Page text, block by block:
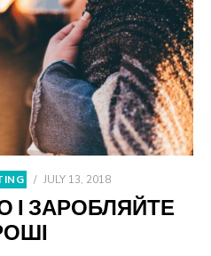
/ JULY 13, 2018
І ЗАРОБЛЯЙТЕ